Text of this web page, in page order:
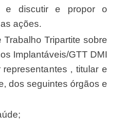
e discutir e propor o
ações.
Implantáveis/GTT DMI
, titular e
dos seguintes órgãos e